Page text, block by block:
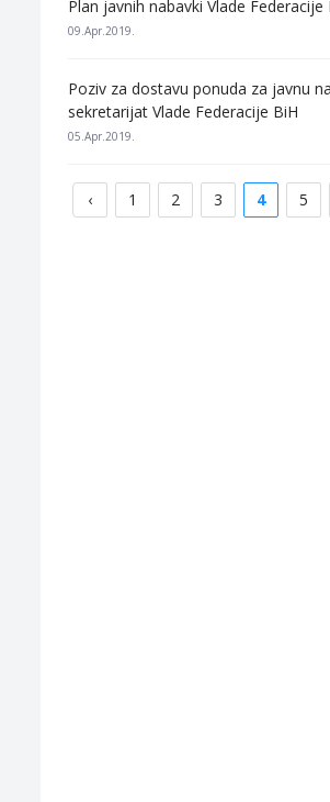
Plan javnih nabavki Vlade
09.Apr.2019.
Poziv za dostavu ponuda za javnu
sekretarijat Vlade Federacije BiH
05.Apr.2019.
‹ 1 2 3 4 5